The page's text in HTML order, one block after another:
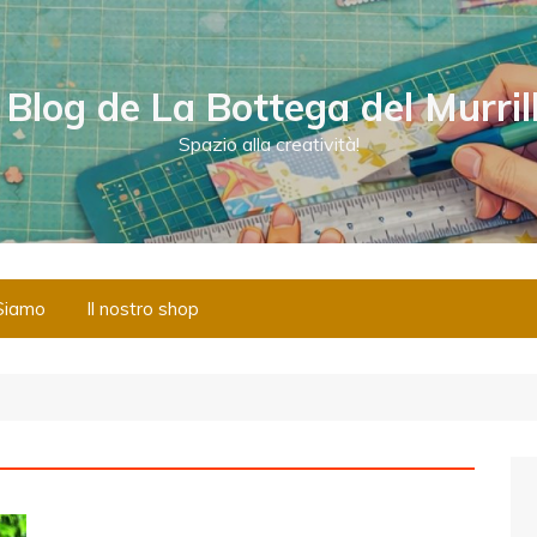
de La Bottega del
Spazio alla creatività!
Il nostro shop